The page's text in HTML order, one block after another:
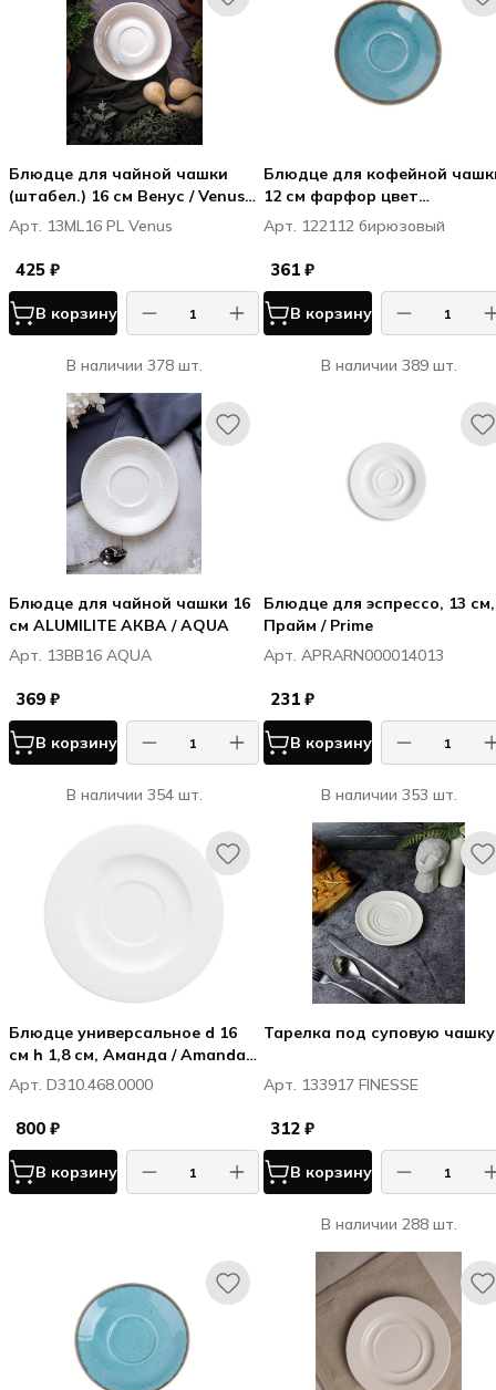
Блюдце для чайной чашки
(штабел.) 16 см Венус / Venus
для арт. 32ML21 PL, 32ML28 PL
ПИОЛИ / PIOLI
Арт. 13ML16 PL Venus
425 ₽
В корзину
В наличии 378 шт.
Блюдце для кофейной
12 см фарфор цвет
бирюзовый Seasons
Арт. 122112 бирюзовый
361 ₽
В корзину
В наличии 389 шт.
Блюдце для чайной чашки 16
см ALUMILITE АКВА / AQUA
Арт. 13BB16 AQUA
369 ₽
В корзину
В наличии 354 шт.
Блюдце для эспрессо, 13 см,
Прайм / Prime
Арт. APRARN000014013
231 ₽
В корзину
В наличии 353 шт.
Блюдце универсальное d 16
см h 1,8 см, Аманда / Amanda,
Basics
Арт. D310.468.0000
800 ₽
В корзину
Тарелка под суповую чашку
Арт. 133917 FINESSE
312 ₽
В корзину
В наличии 288 шт.